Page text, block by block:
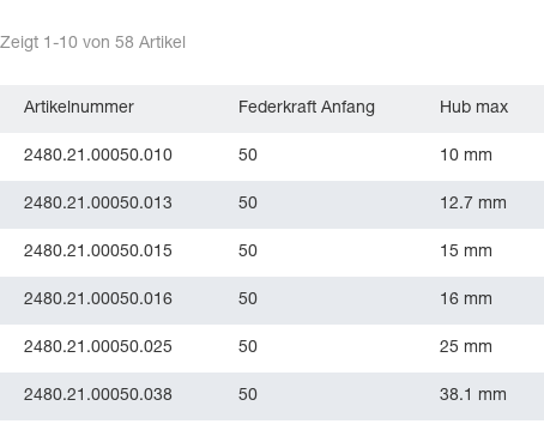
Zeigt 1-10 von 58 Artikel
Artikelnummer Federkraft Anfang Hub max
2480.21.00050.010 50 10 mm
2480.21.00050.013 50 12.7 mm
2480.21.00050.015 50 15 mm
2480.21.00050.016 50 16 mm
2480.21.00050.025 50 25 mm
2480.21.00050.038 50 38.1 mm